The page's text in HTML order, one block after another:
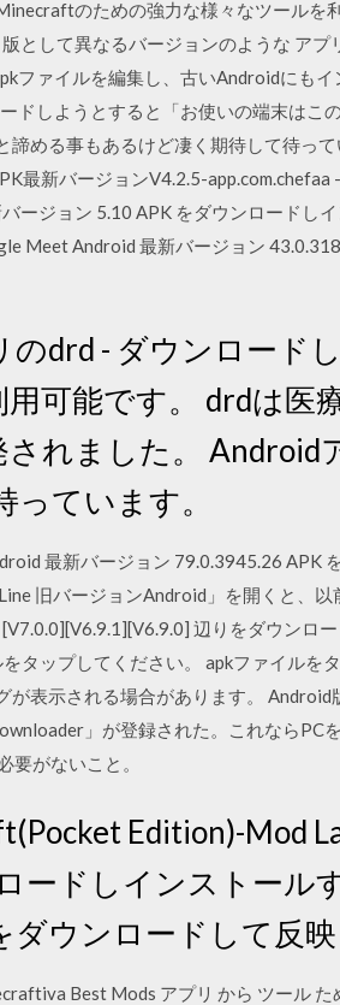
のための強力な様々なツールを
として異なるバージョンのような ア
ファイルを編集し、古いAndroidにも
ドしようとすると「お使いの端末はこ
める事もあるけど凄く期待して待っ
最新バージョンV4.2.5-
ージョン 5.10 APK をダウンロードし
Meet Android 最新バージョン
drd - ダウンロード
可能です。 drdは医
れました。 Android
ています。
最新バージョン 79.0.3945.26 APK
旧バージョンAndroid」を開くと、
辺りをダウンロ
タップしてください。 apkファイルを
が表示される場合があります。
」が登録された。これならPC
がないこと。
Edition)-Mod
ードしインストール
ウンロードして反映
Best Mods アプリ から ツール